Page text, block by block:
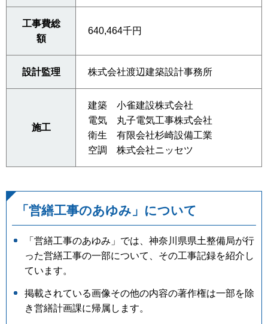
工事費総
額
640,464千円
設計監理 株式会社渡辺建築設計事務所
施工
建築 小雀建設株式会社
電気 丸子電気工事株式会社
衛生 有限会社杉崎設備工業
空調 株式会社ニッセツ
「営繕工事のあゆみ」について
「営繕工事のあゆみ」では、神奈川県県土整備局が行
った営繕工事の一部について、その工事記録を紹介し
ています。
掲載されている画像その他の内容の著作権は一部を除
き営繕計画課に帰属します。